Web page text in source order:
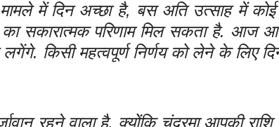
में दिन अच्छा है, बस अति उत्साह में कोई
सकारात्मक परिणाम मिल सकता है. आज
किसी महत्वपूर्ण निर्णय को लेने के लिए
रहने वाला है, क्योंकि चंद्रमा आपकी